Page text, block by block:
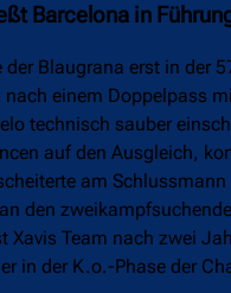
Barcelona in
der Blaugrana erst in der
einem Doppelpass
technisch sauber
auf den Ausgleich,
am Schlussmann
den
Xavis Team nach zwei
in der K.o.-Phase der